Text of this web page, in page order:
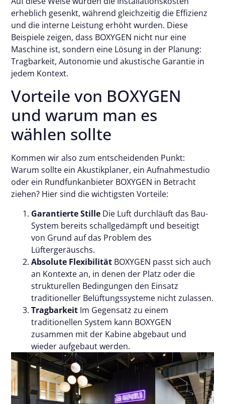
erheblich gesenkt, während gleichzeitig die Effizienz
und die interne Leistung erhöht wurden. Diese
Beispiele zeigen, dass BOXYGEN nicht nur eine
Maschine ist, sondern eine Lösung in der Planung:
Tragbarkeit, Autonomie und akustische Garantie in
jedem Kontext.
Vorteile von BOXYGEN
und warum man es
wählen sollte
Kommen wir also zum entscheidenden Punkt:
Warum sollte ein Akustikplaner, ein Aufnahmestudio
oder ein Rundfunkanbieter BOXYGEN in Betracht
ziehen? Hier sind die wichtigsten Vorteile:
Garantierte Stille Die Luft durchläuft das Bau-
System bereits schallgedämpft und beseitigt
von Grund auf das Problem des
Lüftergeräuschs.
Absolute Flexibilität BOXYGEN passt sich auch
an Kontexte an, in denen der Platz oder die
strukturellen Bedingungen den Einsatz
traditioneller Belüftungssysteme nicht zulassen.
Tragbarkeit Im Gegensatz zu einem
traditionellen System kann BOXYGEN
zusammen mit der Kabine abgebaut und
wieder aufgebaut werden.